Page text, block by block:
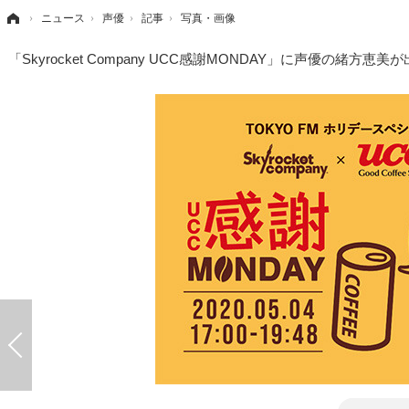
› ニュース › 声優 › 記事 › 写真・画像
「Skyrocket Company UCC感謝MONDAY」に声優の緒方恵美